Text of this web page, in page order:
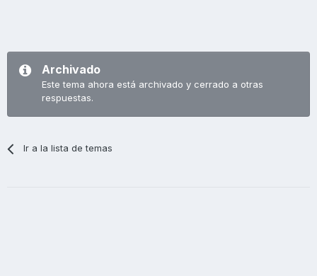
Archivado
Este tema ahora está archivado y cerrado a otras
respuestas.
Ir a la lista de temas